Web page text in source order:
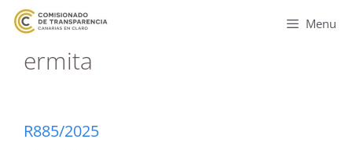
Menu
ermita
R885/2025